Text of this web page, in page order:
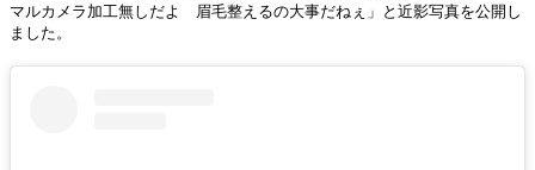
マルカメラ加工無しだよ 眉毛整えるの大事だねぇ」と近影写真を公開し
ました。